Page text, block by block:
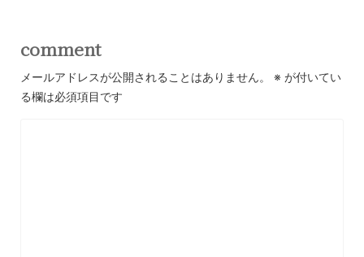
comment
メールアドレスが公開されることはありません。 ※ が付いてい
る欄は必須項目です